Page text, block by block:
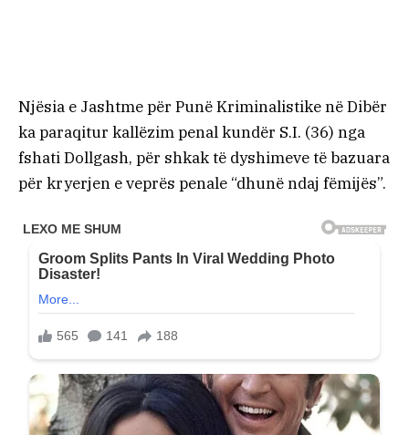
Njësia e Jashtme për Punë Kriminalistike në Dibër
ka paraqitur kallëzim penal kundër S.I. (36) nga
fshati Dollgash, për shkak të dyshimeve të bazuara
për kryerjen e veprës penale “dhunë ndaj fëmijës”.